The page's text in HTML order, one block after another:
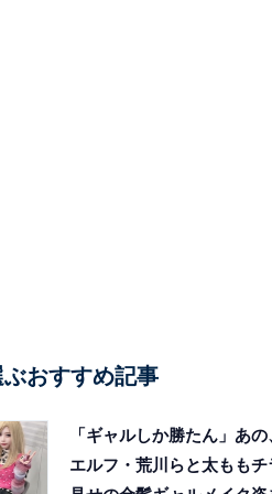
おすすめ記事
「ギャルしか勝たん」あの
エルフ・荒川らと太ももチ